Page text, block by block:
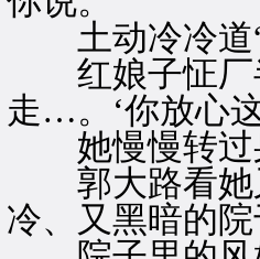
土动冷冷道“
红娘子怔厂
走…。‘你放心
她慢慢转过
郭大路看她
冷、又黑暗的